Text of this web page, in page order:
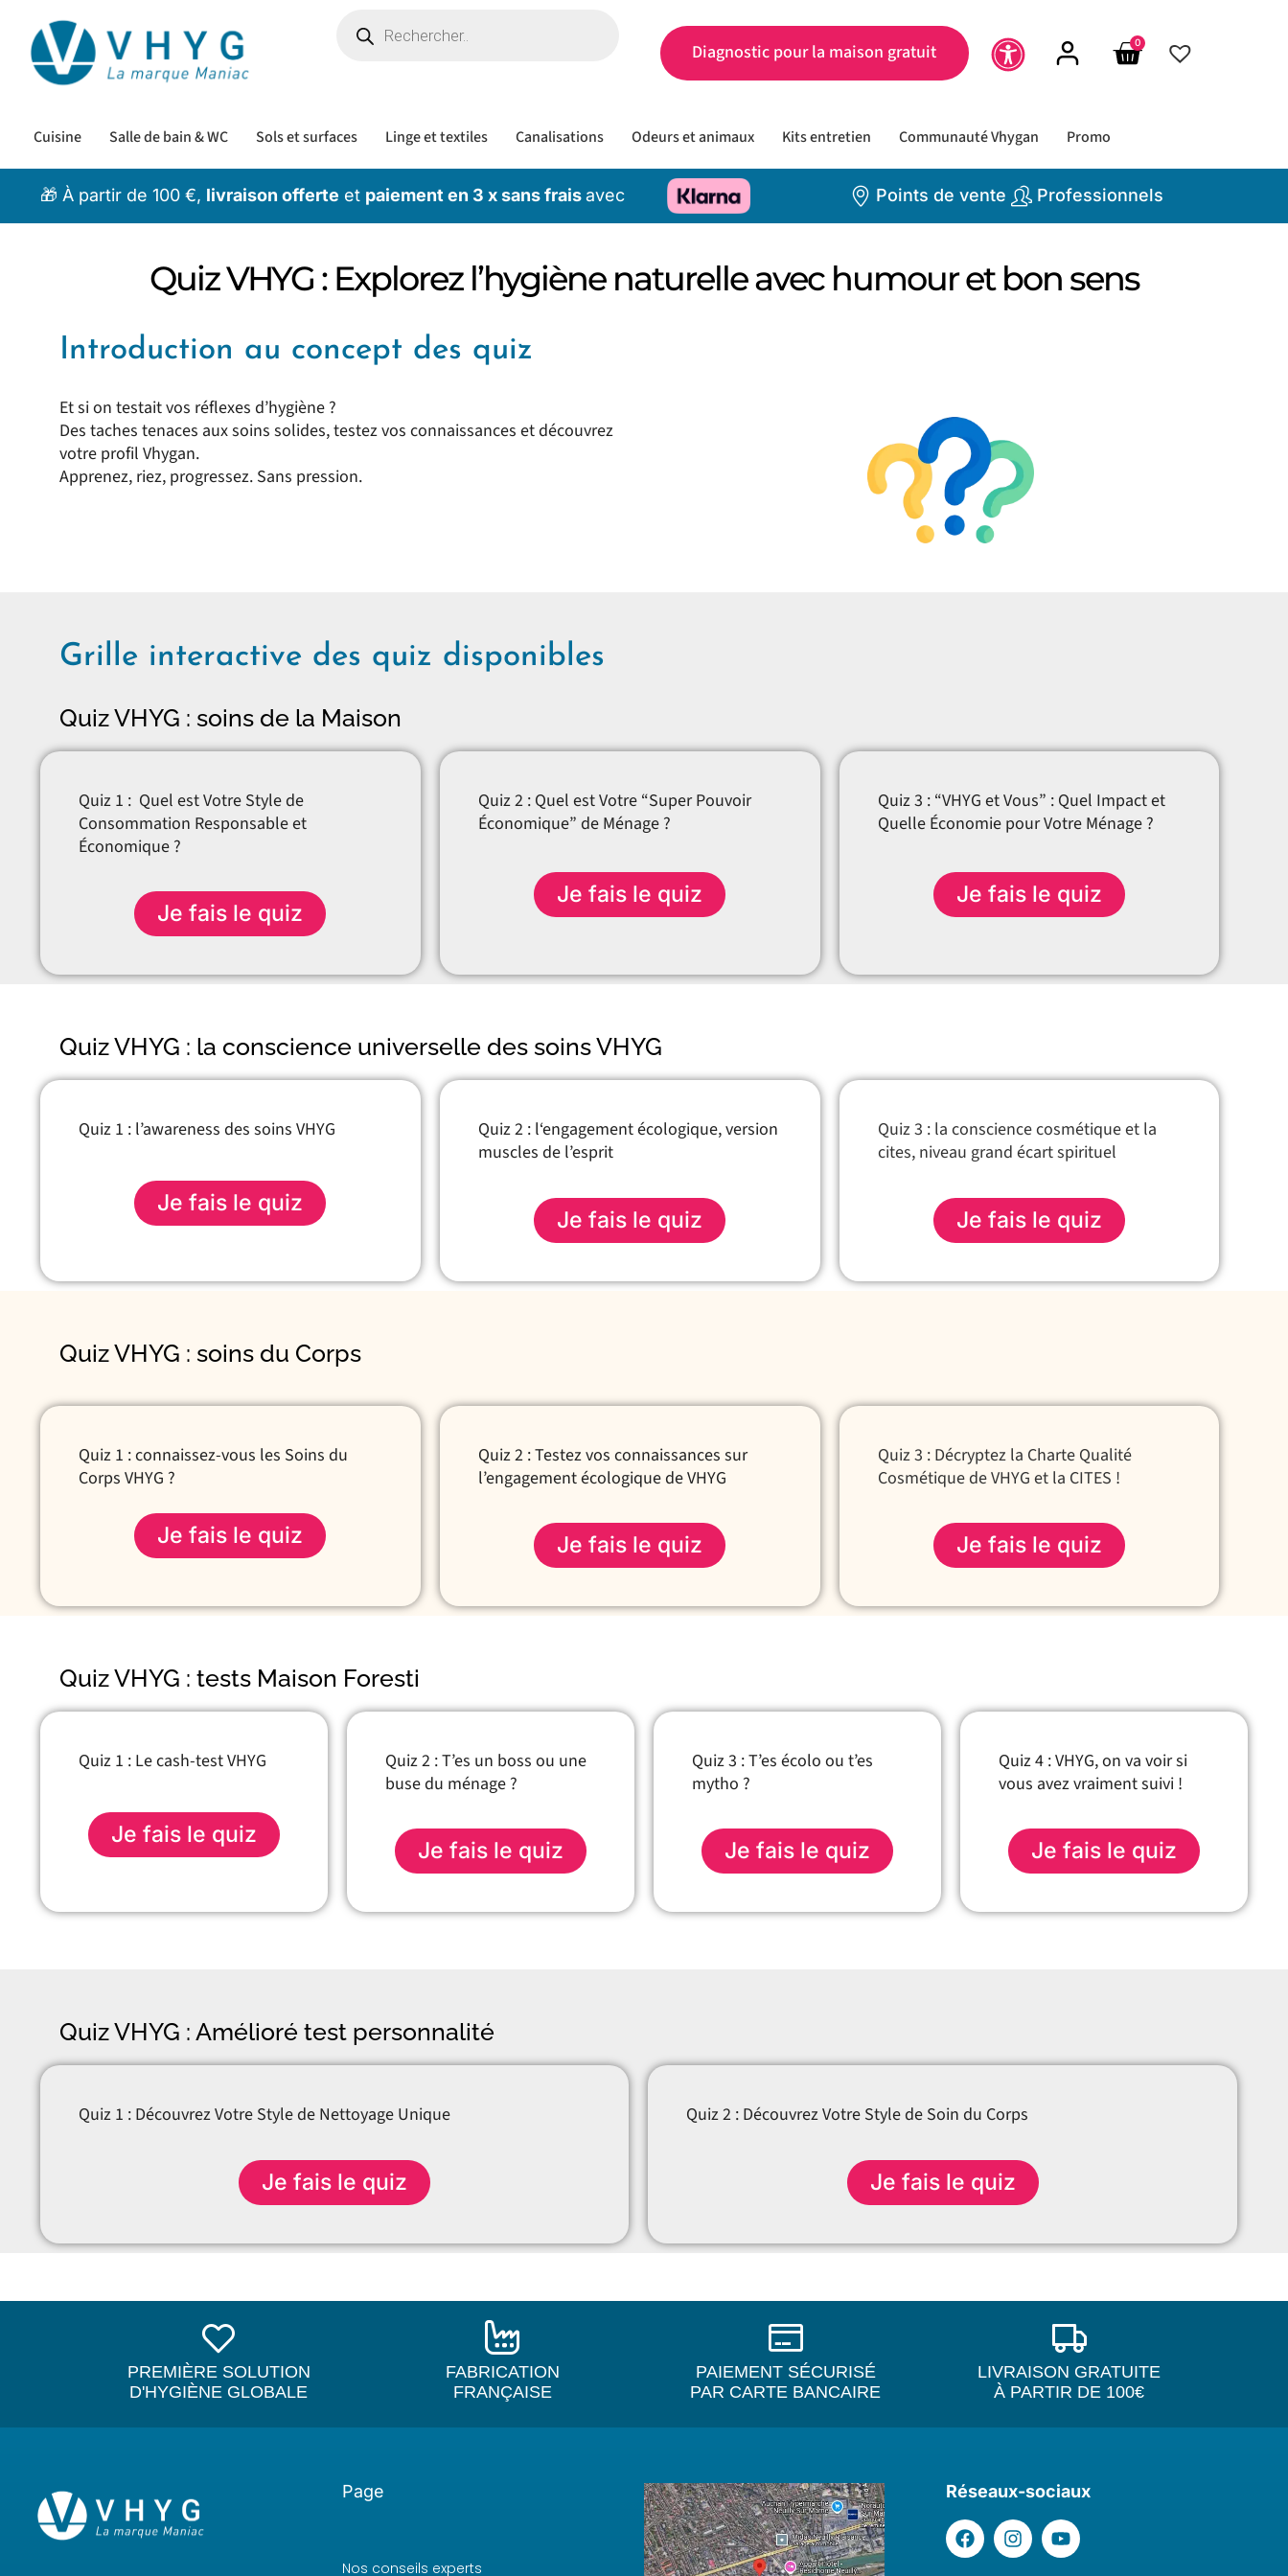
Diagnostic pour la maison gratuit 0
Cuisine Salle de bain & WC Sols et surfaces Linge et textiles Canalisations Odeurs et animaux Kits entretien Communauté Vhygan Promo
🎁 À partir de 100 €, livraison offerte et paiement en 3 x sans fraisavec Points de vente Professionnels
Quiz VHYG : Explorez l’hygiène naturelle avec humour et bon sens
Introduction au concept des quiz
Et si on testait vos réflexes d’hygiène ?
Des taches tenaces aux soins solides, testez vos connaissances et découvrez
votre profil Vhygan.
Apprenez, riez, progressez. Sans pression.
Grille interactive des quiz disponibles
Quiz VHYG : soins de la Maison
Quiz 1 : Quel est Votre Style de
Consommation Responsable et
Économique ?
Je fais le quiz
Quiz 2 : Quel est Votre “Super Pouvoir
Économique” de Ménage ?
Je fais le quiz
Quiz 3 : “VHYG et Vous” : Quel Impact et
Quelle Économie pour Votre Ménage ?
Je fais le quiz
Quiz VHYG : la conscience universelle des soins VHYG
Quiz 1 : l’awareness des soins VHYG
Je fais le quiz
Quiz 2 : l‘engagement écologique, version
muscles de l’esprit
Je fais le quiz
Quiz 3 : la conscience cosmétique et la
cites, niveau grand écart spirituel
Je fais le quiz
Quiz VHYG : soins du Corps
Quiz 1 : connaissez-vous les Soins du
Corps VHYG ?
Je fais le quiz
Quiz 2 : Testez vos connaissances sur
l’engagement écologique de VHYG
Je fais le quiz
Quiz 3 : Décryptez la Charte Qualité
Cosmétique de VHYG et la CITES !
Je fais le quiz
Quiz VHYG : tests Maison Foresti
Quiz 1 : Le cash-test VHYG
Je fais le quiz
Quiz 2 : T’es un boss ou une
buse du ménage ?
Je fais le quiz
Quiz 3 : T’es écolo ou t’es
mytho ?
Je fais le quiz
Quiz 4 : VHYG, on va voir si
vous avez vraiment suivi !
Je fais le quiz
Quiz VHYG : Amélioré test personnalité
Quiz 1 : Découvrez Votre Style de Nettoyage Unique
Je fais le quiz
Quiz 2 : Découvrez Votre Style de Soin du Corps
Je fais le quiz
PREMIÈRE SOLUTION
D'HYGIÈNE GLOBALE
FABRICATION
FRANÇAISE
PAIEMENT SÉCURISÉ
PAR CARTE BANCAIRE
LIVRAISON GRATUITE
À PARTIR DE 100€
Page
Nos conseils experts
Réseaux-sociaux